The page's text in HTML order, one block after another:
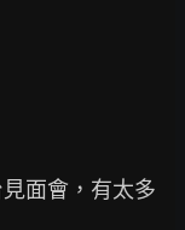
面會，有太多